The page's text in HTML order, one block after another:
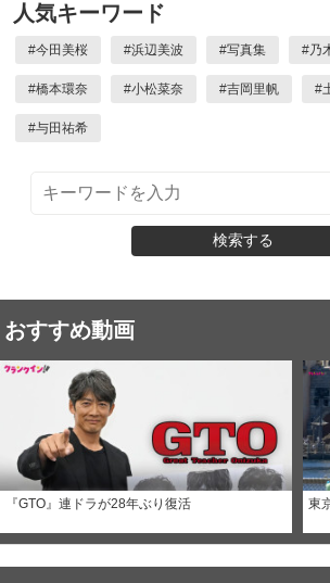
人気キーワード
#今田美桜 #浜辺美波 #写真集 #乃
#橋本環奈 #小松菜奈 #吉岡里帆 #
#与田祐希
検索する
おすすめ動画
『GTO』連ドラが28年ぶり復活 東